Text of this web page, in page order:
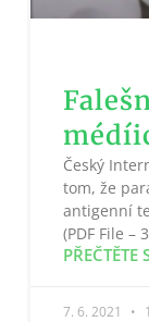
Český
tom, že
antigenní
(PDF File –
PŘEČTĚTE
7. 6. 2021